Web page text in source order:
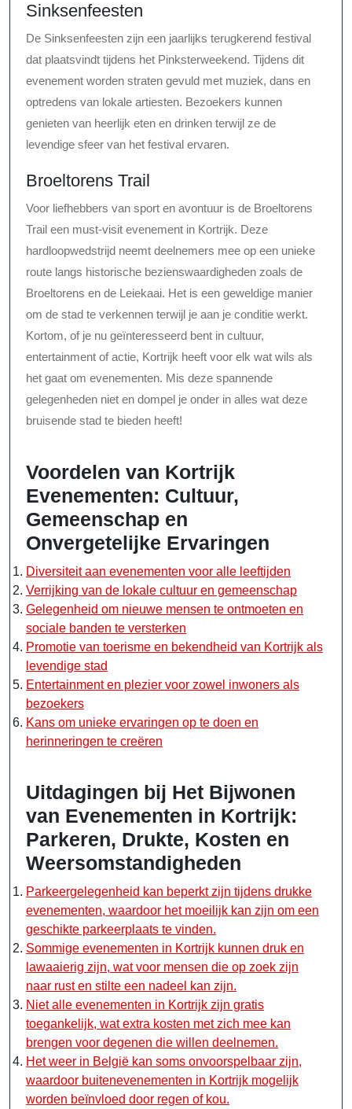
Sinksenfeesten
De Sinksenfeesten zijn een jaarlijks terugkerend festival
dat plaatsvindt tijdens het Pinksterweekend. Tijdens dit
evenement worden straten gevuld met muziek, dans en
optredens van lokale artiesten. Bezoekers kunnen
genieten van heerlijk eten en drinken terwijl ze de
levendige sfeer van het festival ervaren.
Broeltorens Trail
Voor liefhebbers van sport en avontuur is de Broeltorens
Trail een must-visit evenement in Kortrijk. Deze
hardloopwedstrijd neemt deelnemers mee op een unieke
route langs historische bezienswaardigheden zoals de
Broeltorens en de Leiekaai. Het is een geweldige manier
om de stad te verkennen terwijl je aan je conditie werkt.
Kortom, of je nu geïnteresseerd bent in cultuur,
entertainment of actie, Kortrijk heeft voor elk wat wils als
het gaat om evenementen. Mis deze spannende
gelegenheden niet en dompel je onder in alles wat deze
bruisende stad te bieden heeft!
Voordelen van Kortrijk
Evenementen: Cultuur,
Gemeenschap en
Onvergetelijke Ervaringen
Diversiteit aan evenementen voor alle leeftijden
Verrijking van de lokale cultuur en gemeenschap
Gelegenheid om nieuwe mensen te ontmoeten en
sociale banden te versterken
Promotie van toerisme en bekendheid van Kortrijk als
levendige stad
Entertainment en plezier voor zowel inwoners als
bezoekers
Kans om unieke ervaringen op te doen en
herinneringen te creëren
Uitdagingen bij Het Bijwonen
van Evenementen in Kortrijk:
Parkeren, Drukte, Kosten en
Weersomstandigheden
Parkeergelegenheid kan beperkt zijn tijdens drukke
evenementen, waardoor het moeilijk kan zijn om een
geschikte parkeerplaats te vinden.
Sommige evenementen in Kortrijk kunnen druk en
lawaaierig zijn, wat voor mensen die op zoek zijn
naar rust en stilte een nadeel kan zijn.
Niet alle evenementen in Kortrijk zijn gratis
toegankelijk, wat extra kosten met zich mee kan
brengen voor degenen die willen deelnemen.
Het weer in België kan soms onvoorspelbaar zijn,
waardoor buitenevenementen in Kortrijk mogelijk
worden beïnvloed door regen of kou.